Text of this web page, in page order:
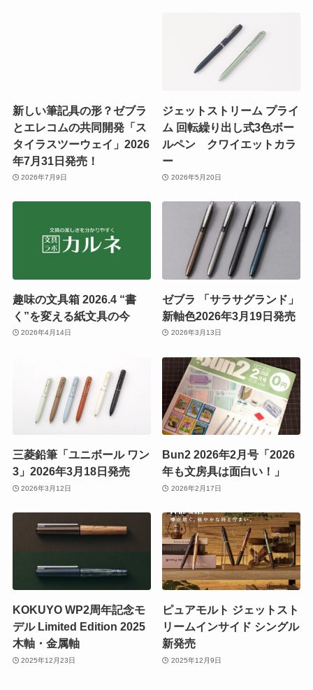
新しい筆記具の形？ゼブラ
とエレコムの共同開発「ス
タイラスツーウェイ」2026
年7月31日発売！
2026年7月9日
ジェットストリーム プライ
ム 回転繰り出し式3色ボー
ルペン クワイエットカラ
ー
2026年5月20日
趣味の文具箱 2026.4 “書
く”を変える紙文具の今
2026年4月14日
ゼブラ 「サラサグランド」
新軸色2026年3月19日発売
2026年3月13日
三菱鉛筆「ユニボール ワン
3」2026年3月18日発売
2026年3月12日
Bun2 2026年2月号「2026
年も文房具は面白い！」
2026年2月17日
KOKUYO WP2周年記念モ
デル Limited Edition 2025
木軸・金属軸
2025年12月23日
ピュアモルト ジェットスト
リームインサイド シングル
新発売
2025年12月9日